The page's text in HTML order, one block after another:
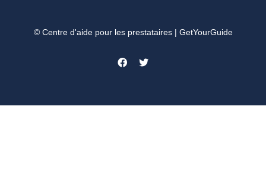
© Centre d'aide pour les prestataires | GetYourGuide
Facebook
Twitter